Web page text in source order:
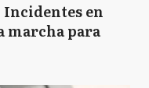
en
marcha para